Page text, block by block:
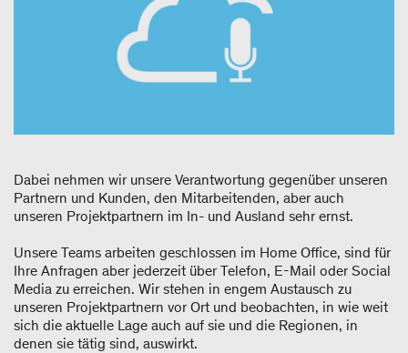
Dabei nehmen wir unsere Verantwortung gegenüber unseren
Partnern und Kunden, den Mitarbeitenden, aber auch
unseren Projektpartnern im In- und Ausland sehr ernst.
Unsere Teams arbeiten geschlossen im Home Office, sind für
Ihre Anfragen aber jederzeit über Telefon, E-Mail oder Social
Media zu erreichen. Wir stehen in engem Austausch zu
unseren Projektpartnern vor Ort und beobachten, in wie weit
sich die aktuelle Lage auch auf sie und die Regionen, in
denen sie tätig sind, auswirkt.